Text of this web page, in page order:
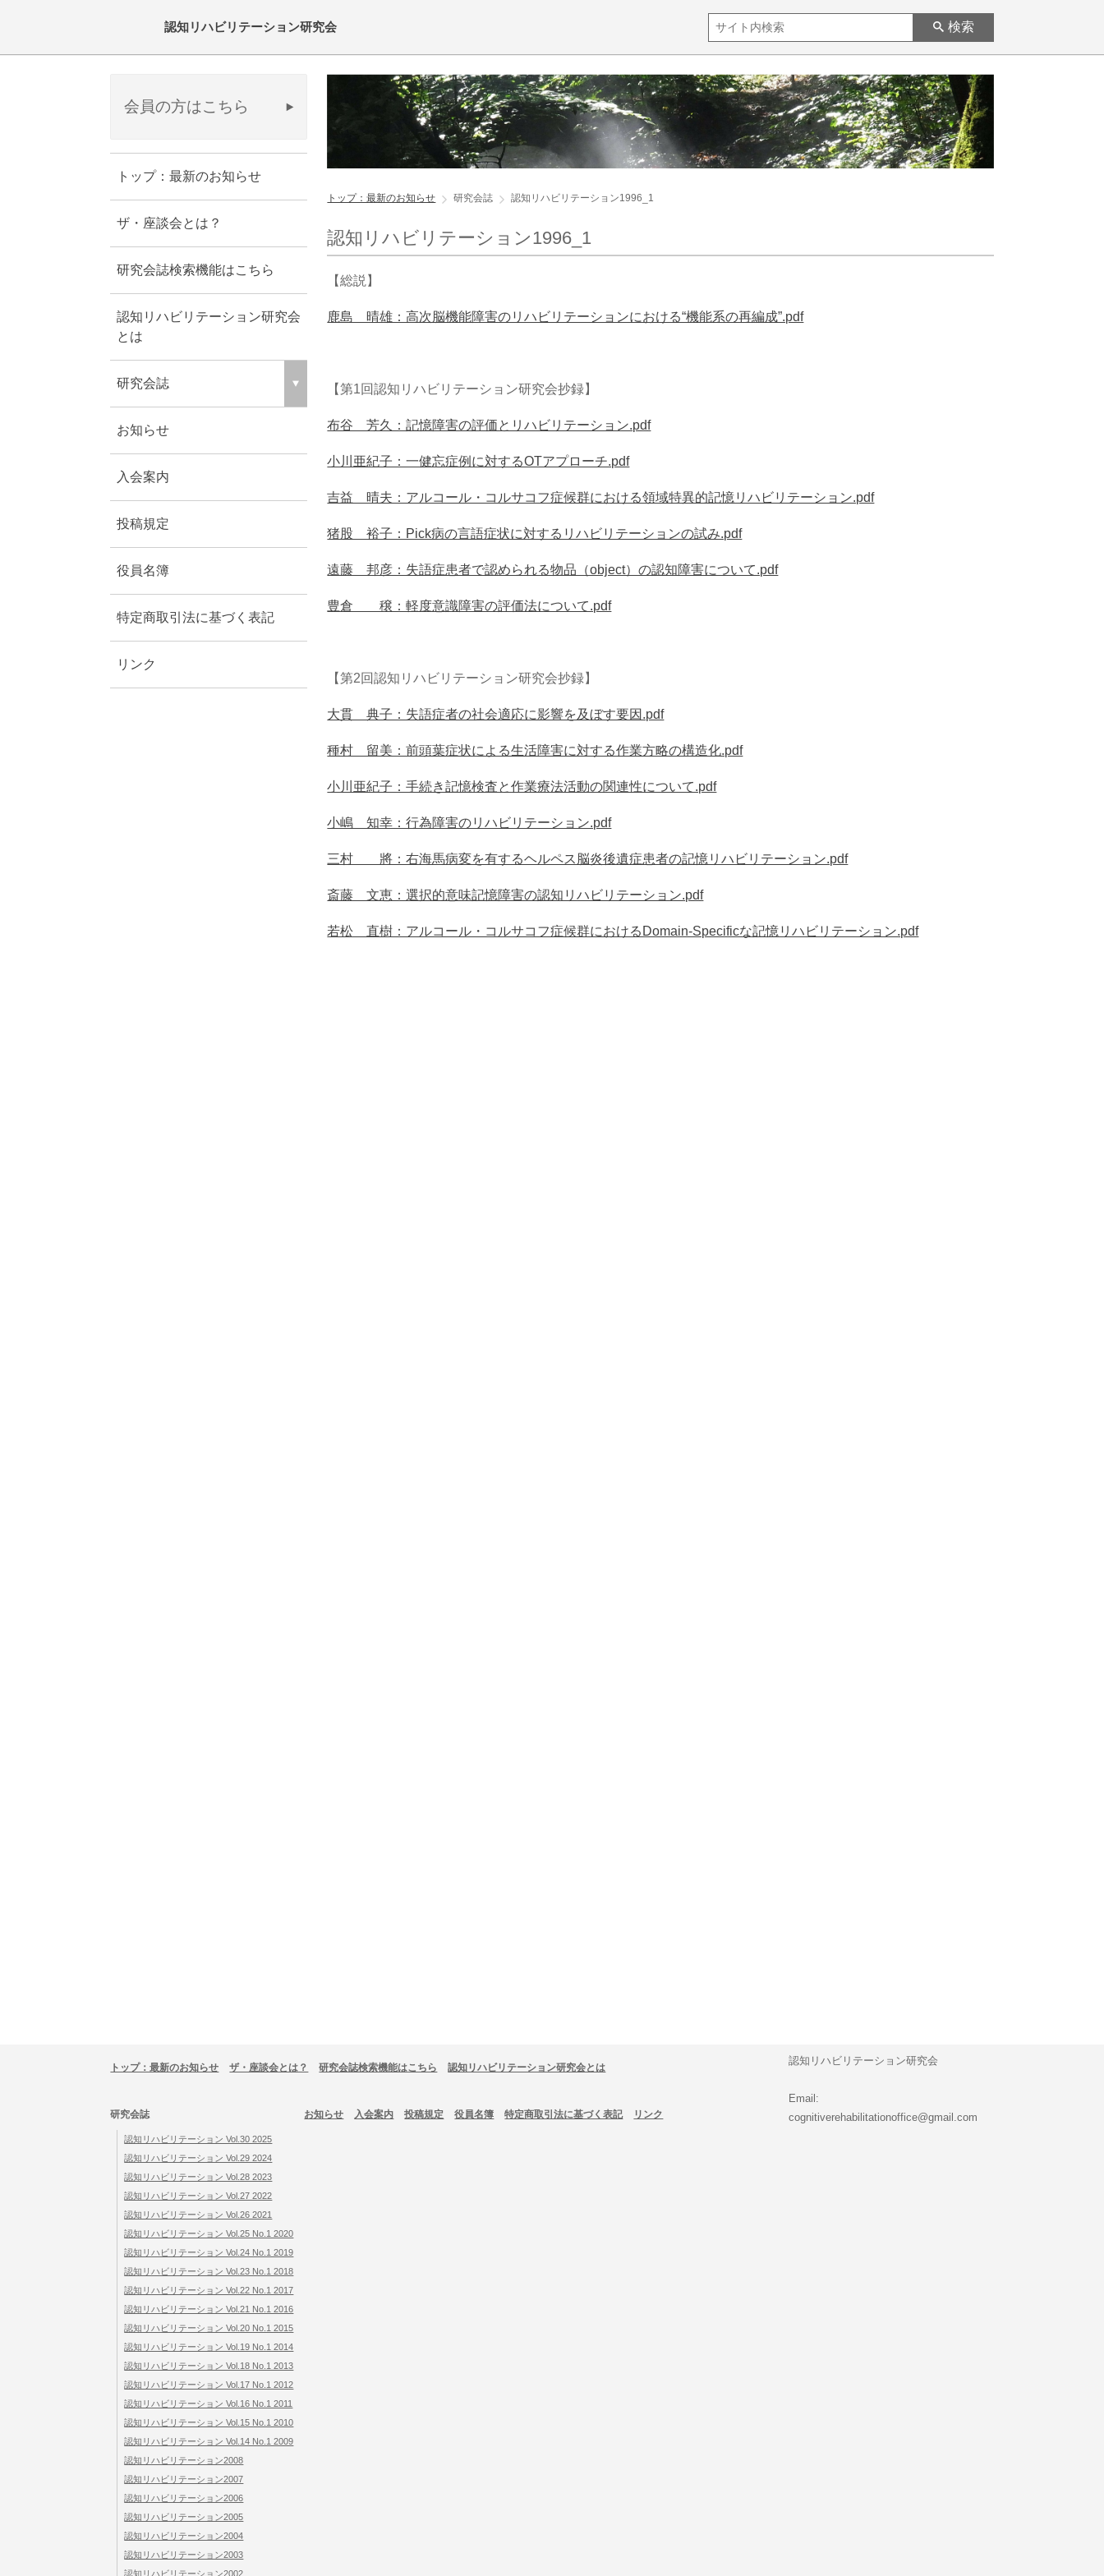
認知リハビリテーション研究会 検索
会員の方はこちら
トップ：最新のお知らせ
ザ・座談会とは？
研究会誌検索機能はこちら
認知リハビリテーション研究会
とは
研究会誌
お知らせ
入会案内
投稿規定
役員名簿
特定商取引法に基づく表記
リンク
トップ：最新のお知らせ 研究会誌 認知リハビリテーション1996_1
認知リハビリテーション1996_1
【総説】
鹿島 晴雄：高次脳機能障害のリハビリテーションにおける“機能系の再編成”.pdf
【第1回認知リハビリテーション研究会抄録】
布谷 芳久：記憶障害の評価とリハビリテーション.pdf
小川亜紀子：一健忘症例に対するOTアプローチ.pdf
吉益 晴夫：アルコール・コルサコフ症候群における領域特異的記憶リハビリテーション.pdf
猪股 裕子：Pick病の言語症状に対するリハビリテーションの試み.pdf
遠藤 邦彦：失語症患者で認められる物品（object）の認知障害について.pdf
豊倉 穣：軽度意識障害の評価法について.pdf
【第2回認知リハビリテーション研究会抄録】
大貫 典子：失語症者の社会適応に影響を及ぼす要因.pdf
種村 留美：前頭葉症状による生活障害に対する作業方略の構造化.pdf
小川亜紀子：手続き記憶検査と作業療法活動の関連性について.pdf
小嶋 知幸：行為障害のリハビリテーション.pdf
三村 將：右海馬病変を有するヘルペス脳炎後遺症患者の記憶リハビリテーション.pdf
斎藤 文恵：選択的意味記憶障害の認知リハビリテーション.pdf
若松 直樹：アルコール・コルサコフ症候群におけるDomain-Specificな記憶リハビリテーション.pdf
トップ：最新のお知らせ ザ・座談会とは？ 研究会誌検索機能はこちら 認知リハビリテーション研究会とは
研究会誌
認知リハビリテーション Vol.30 2025
認知リハビリテーション Vol.29 2024
認知リハビリテーション Vol.28 2023
認知リハビリテーション Vol.27 2022
認知リハビリテーション Vol.26 2021
認知リハビリテーション Vol.25 No.1 2020
認知リハビリテーション Vol.24 No.1 2019
認知リハビリテーション Vol.23 No.1 2018
認知リハビリテーション Vol.22 No.1 2017
認知リハビリテーション Vol.21 No.1 2016
認知リハビリテーション Vol.20 No.1 2015
認知リハビリテーション Vol.19 No.1 2014
認知リハビリテーション Vol.18 No.1 2013
認知リハビリテーション Vol.17 No.1 2012
認知リハビリテーション Vol.16 No.1 2011
認知リハビリテーション Vol.15 No.1 2010
認知リハビリテーション Vol.14 No.1 2009
認知リハビリテーション2008
認知リハビリテーション2007
認知リハビリテーション2006
認知リハビリテーション2005
認知リハビリテーション2004
認知リハビリテーション2003
認知リハビリテーション2002
お知らせ 入会案内 投稿規定 役員名簿 特定商取引法に基づく表記 リンク
認知リハビリテーション研究会
Email:
cognitiverehabilitationoffice@gmail.com